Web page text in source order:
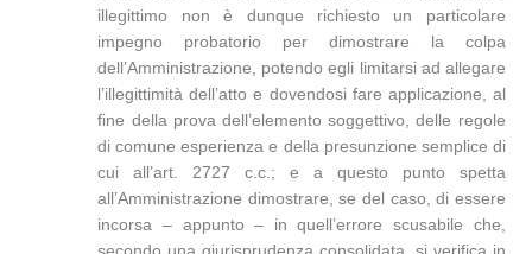
illegittimo non è dunque richiesto un particolare
impegno probatorio per dimostrare la colpa
dell’Amministrazione, potendo egli limitarsi ad allegare
l’illegittimità dell’atto e dovendosi fare applicazione, al
fine della prova dell’elemento soggettivo, delle regole
di comune esperienza e della presunzione semplice di
cui all’art. 2727 c.c.; e a questo punto spetta
all’Amministrazione dimostrare, se del caso, di essere
incorsa – appunto – in quell’errore scusabile che,